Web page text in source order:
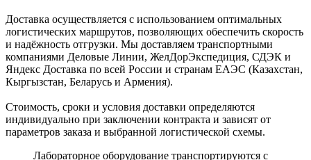
Доставка осуществляется с использованием оптимальных
логистических маршрутов, позволяющих обеспечить скорость
и надёжность отгрузки. Мы доставляем транспортными
компаниями Деловые Линии, ЖелДорЭкспедиция, СДЭК и
Яндекс Доставка по всей России и странам ЕАЭС (Казахстан,
Кыргызстан, Беларусь и Армения).
Стоимость, сроки и условия доставки определяются
индивидуально при заключении контракта и зависят от
параметров заказа и выбранной логистической схемы.
Лабораторное оборудование транспортируются с